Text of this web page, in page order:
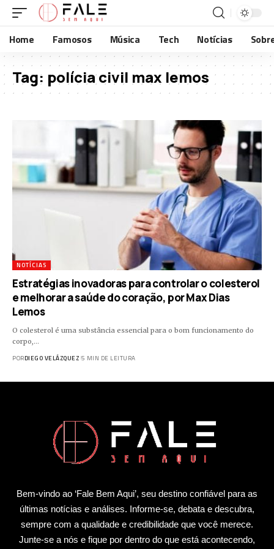
Home Famosos Música Tech Notícias
Tag: polícia civil max lemos
NOTÍCIAS
Estratégias inovadoras para controlar o colesterol
e melhorar a saúde do coração, por Max Dias
Lemos
O colesterol é uma substância essencial para o bom funcionamento do
corpo,…
PORDIEGO VELÁZQUEZ 5 MIN DE LEITURA
Bem-vindo ao ‘Fale Bem Aqui’, seu destino confiável para as
últimas notícias e análises. Informe-se, debata e descubra,
sempre com a qualidade e credibilidade que você merece.
Junte-se a nós e fique por dentro do que está acontecendo,